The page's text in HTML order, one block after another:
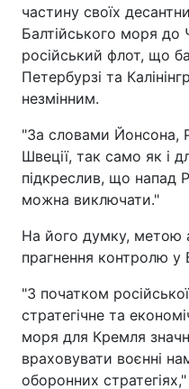
частину своїх
Балтійського моря до
російський флот, що
Петербурзі та
незмінним.
"За словами Йонсона,
Швеції, так само як і
підкреслив, що напад
можна виключати."
На його думку, метою
прагнення контролю у
"З початком російської
стратегічне та
моря для Кремля
враховувати воєнні
оборонних